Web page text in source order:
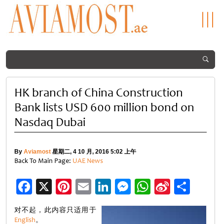
HK branch of China Construction
Bank lists USD 600 million bond on
Nasdaq Dubai
By Aviamost 星期二, 4 10 月, 2016 5:02 上午
Back To Main Page: UAE News
Facebook
X Pinterest
EmailLinkedIn
Messenger
WhatsApp
Sina
Weibo
享
对不起，此内容只适用于
English。